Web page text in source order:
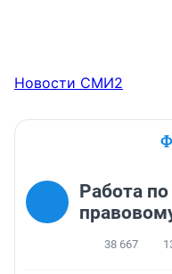
Новости СМИ2
Работа
38 667